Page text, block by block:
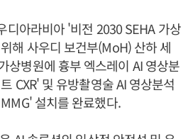
디아라비아 '비전 2030 SEHA 가상
해 사우디 보건부(MoH) 산하 세
상병원에 흉부 엑스레이 AI 영상분
CXR' 및 유방촬영술 AI 영상분석
설치를 완료했다.